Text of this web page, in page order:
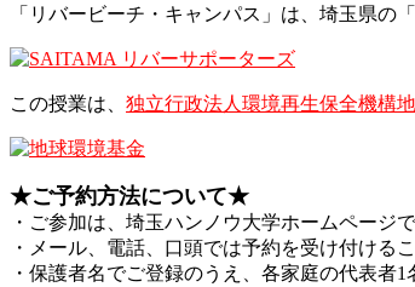
「リバービーチ・キャンパス」は、埼玉県の「
この授業は、 独立行政法人環境再生保全機構
★ご予約方法について★
・ご参加は、埼玉ハンノウ大学ホームページ
・メール、電話、口頭では予約を受け付ける
・保護者名でご登録のうえ、各家庭の代表者1